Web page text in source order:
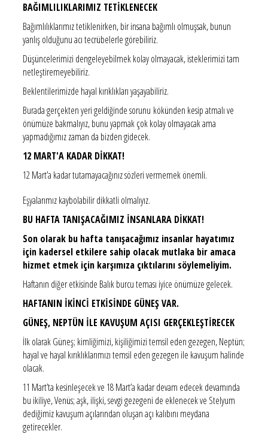
BAĞIMLILIKLARIMIZ TETİKLENECEK
Bağımlılıklarımız tetiklenirken, bir insana bağımlı olmuşsak, bunun
yanlış olduğunu acı tecrübelerle görebiliriz.
Düşüncelerimizi dengeleyebilmek kolay olmayacak, isteklerimizi tam
netleştiremeyebiliriz.
Beklentilerimizde hayal kırıklıkları yaşayabiliriz.
Burada gerçekten yeri geldiğinde sorunu kökünden kesip atmalı ve
önümüze bakmalıyız, bunu yapmak çok kolay olmayacak ama
yapmadığımız zaman da bizden gidecek.
12 MART'A KADAR DİKKAT!
12 Mart’a kadar tutamayacağınız sözleri vermemek önemli.
Eşyalarımız kaybolabilir dikkatli olmalıyız.
BU HAFTA TANIŞACAĞIMIZ İNSANLARA DİKKAT!
Son olarak bu hafta tanışacağımız insanlar hayatımız
için kadersel etkilere sahip olacak mutlaka bir amaca
hizmet etmek için karşımıza çıktılarını söylemeliyim.
Haftanın diğer etkisinde Balık burcu teması iyice önümüze gelecek.
HAFTANIN İKİNCİ ETKİSİNDE GÜNEŞ VAR.
GÜNEŞ, NEPTÜN İLE KAVUŞUM AÇISI GERÇEKLEŞTİRECEK
İlk olarak Güneş; kimliğimizi, kişiliğimizi temsil eden gezegen, Neptün;
hayal ve hayal kırıklıklarımızı temsil eden gezegen ile kavuşum halinde
olacak.
11 Mart’ta kesinleşecek ve 18 Mart’a kadar devam edecek devamında
bu ikiliye, Venüs; aşk, ilişki, sevgi gezegeni de eklenecek ve Stelyum
dediğimiz kavuşum açılarından oluşan açı kalıbını meydana
getirecekler.